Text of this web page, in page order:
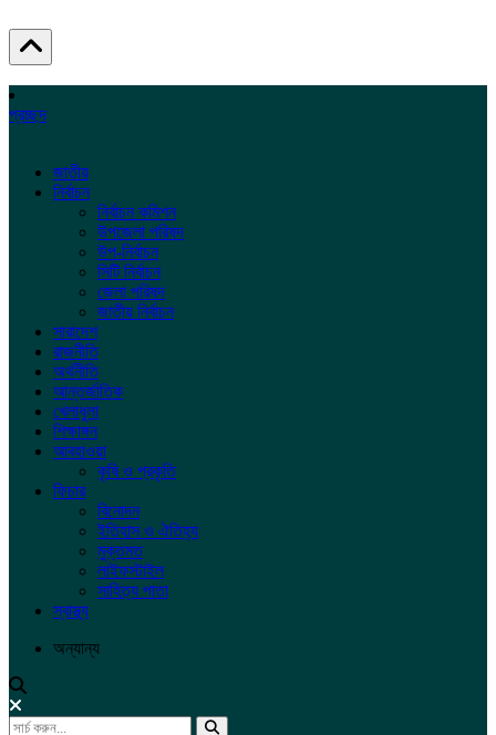
প্রচ্ছদ
জাতীয়
নির্বাচন
নির্বাচন কমিশন
উপজেলা পরিষদ
উপ-নির্বাচন
সিটি নির্বাচন
জেলা পরিষদ
জাতীয় নির্বাচন
সারাদেশ
রাজনীতি
অর্থনীতি
আন্তর্জাতিক
খেলাধুলা
শিক্ষাঙ্গন
আবহাওয়া
কৃষি ও প্রকৃতি
ফিচার
বিনোদন
ইতিহাস ও ঐতিহ্য
মুক্তমত
লাইফস্টাইল
সাহিত্য পাতা
স্বাস্থ্য
অন্যান্য